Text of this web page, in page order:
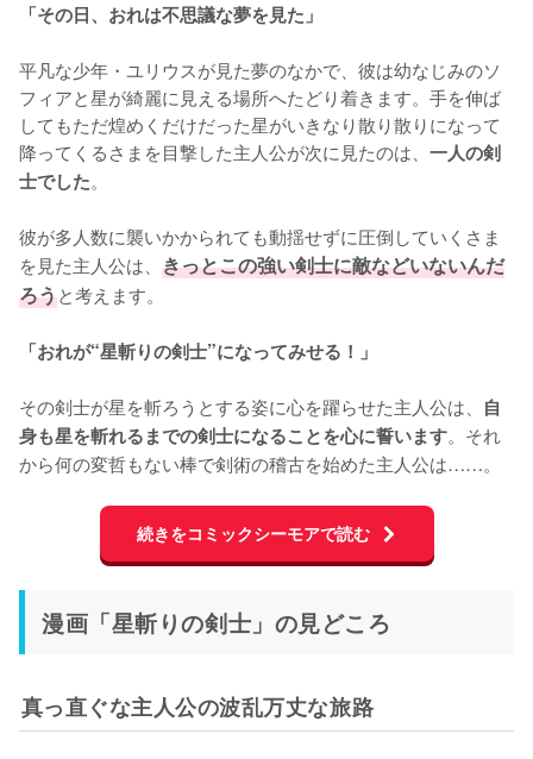
「その日、おれは不思議な夢を見た」
平凡な少年・ユリウスが見た夢のなかで、彼は幼なじみのソ
フィアと星が綺麗に見える場所へたどり着きます。手を伸ば
してもただ煌めくだけだった星がいきなり散り散りになって
降ってくるさまを目撃した主人公が次に見たのは、 一人の剣
士でした。
彼が多人数に襲いかかられても動揺せずに圧倒していくさま
を見た主人公は、 きっとこの強い剣士に敵などいないんだ
ろうと考えます。
「おれが“星斬りの剣士”になってみせる！」
その剣士が星を斬ろうとする姿に心を躍らせた主人公は、 自
身も星を斬れるまでの剣士になることを心に誓います。それ
から何の変哲もない棒で剣術の稽古を始めた主人公は……。
続きをコミックシーモアで読む
漫画「星斬りの剣士」の見どころ
真っ直ぐな主人公の波乱万丈な旅路